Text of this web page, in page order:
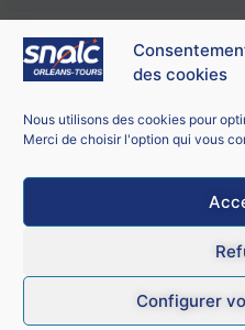
des cookies
Nous utilisons des cookies pour
Merci de choisir l'option qui vous
Configurer
Contacter le
21 bis rue
18100